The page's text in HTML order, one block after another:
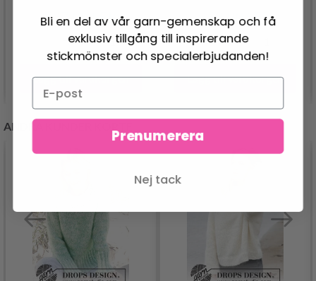
527.00 SEK
Lägg till varukorgen
959.00 SEK
Lägg till varukorgen
ANDRA KUNDER KÖPTE
Bli en del av vår garn-gemenskap och få
exklusiv tillgång till inspirerande
stickmönster och specialerbjudanden!
Prenumerera
Nej tack